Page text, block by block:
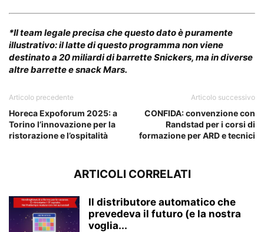
*Il team legale precisa che questo dato è puramente
illustrativo: il latte di questo programma non viene
destinato a 20 miliardi di barrette Snickers, ma in diverse
altre barrette e snack Mars.
Articolo precedente
Horeca Expoforum 2025: a
Torino l’innovazione per la
ristorazione e l’ospitalità
Articolo successivo
CONFIDA: convenzione con
Randstad per i corsi di
formazione per ARD e tecnici
ARTICOLI CORRELATI
Il distributore automatico che
prevedeva il futuro (e la nostra
voglia...